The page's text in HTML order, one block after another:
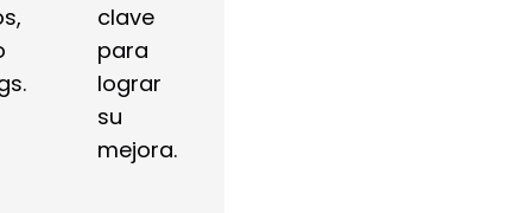
clave
para
lograr
su
mejora.